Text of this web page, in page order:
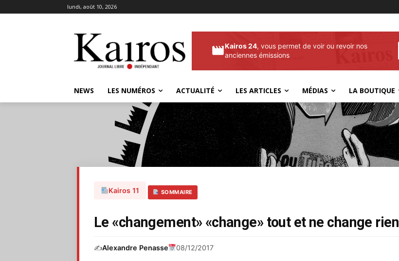
lundi, août 10, 2026
Kairos 24, vous permet de voir ou revoir nos
anciennes émissions
NEWS LES NUMÉROS ACTUALITÉ LES ARTICLES MÉDIAS LA BOUTIQUE
Kairos 11 SOMMAIRE
Le «changement» «change» tout et ne change rien
✍️Alexandre Penasse 08/12/2017